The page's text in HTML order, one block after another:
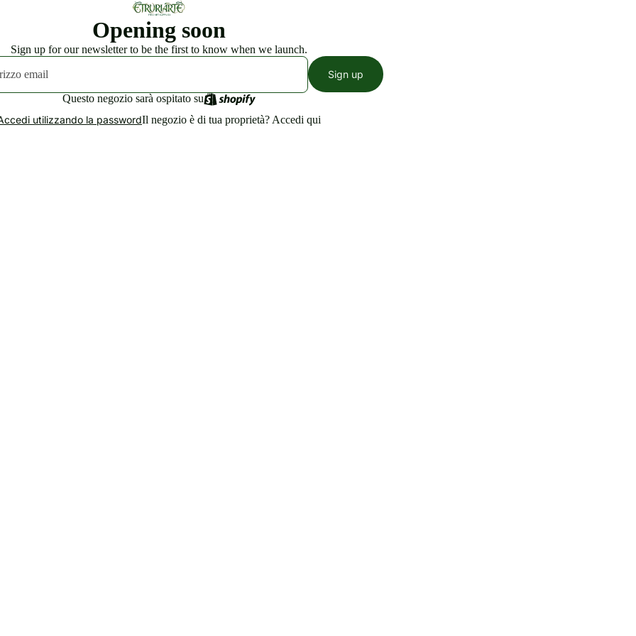
Opening soon
Sign up for our newsletter to be the first to know when we launch.
Sign up
Questo negozio sarà ospitato su
utilizzando la passwordIl negozio è di tua proprietà? Accedi qui